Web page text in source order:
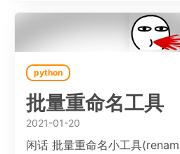
python
批量重命名工具
2021-01-20
闲话 批量重命名小工具